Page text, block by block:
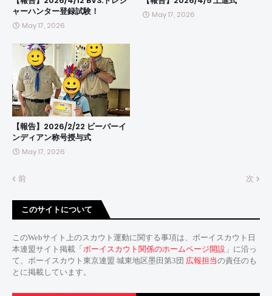
ャーハンター登録試験！
May 17, 2026
May 17, 2026
【報告】2026/2/22 ビーバーイ
ンディアン称号授与式
May 17, 2026
前 次
このサイトについて
このWebサイト上のスカウト運動に関する事項は、ボーイスカウト日
本連盟サイト掲載「 ボーイスカウト関係のホームページ開設 」に沿っ
て、ボーイスカウト東京連盟 城東地区墨田第3団 広報担当の責任のも
とに掲載しています。